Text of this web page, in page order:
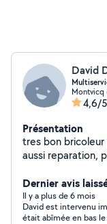
David
Montvicq
4,6/5
Présentation
tres bon
aussi reparation,
Dernier avis
Il y a plus de 6 mois
David est intervenu
était abîmée en bas le cadre a été